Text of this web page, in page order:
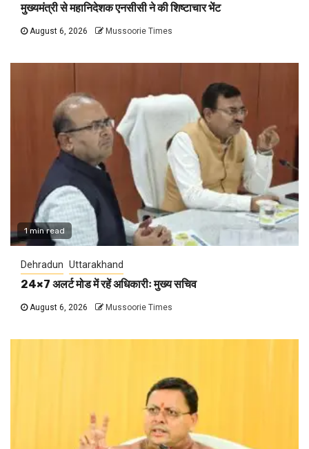
मुख्यमंत्री से महानिदेशक एनसीसी ने की शिष्टाचार भेंट
August 6, 2026 Mussoorie Times
1 min read
Dehradun Uttarakhand
24×7 अलर्ट मोड में रहें अधिकारीः मुख्य सचिव
August 6, 2026 Mussoorie Times